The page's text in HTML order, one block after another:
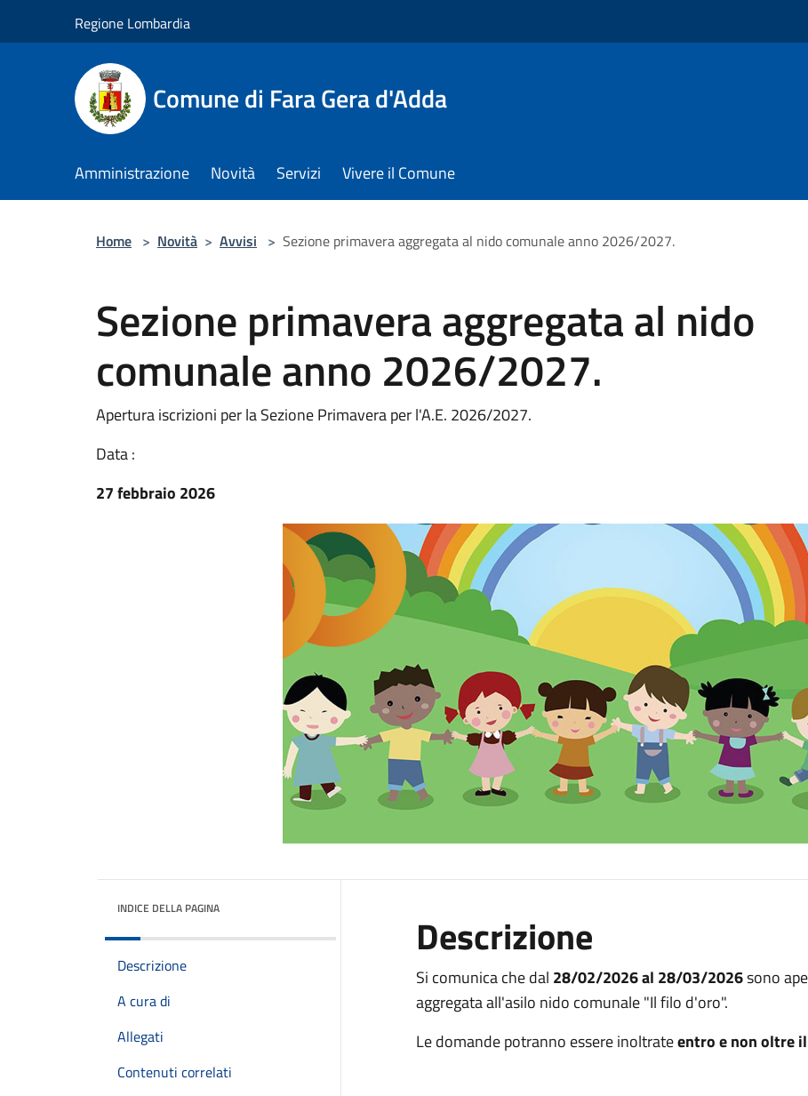
Regione Lombardia
Comune di Fara Gera d'Adda
Amministrazione Novità Servizi Vivere il Comune
Home > Novità > Avvisi > Sezione primavera aggregata al nido comunale anno 2026/2027.
Sezione primavera aggregata al nido
comunale anno 2026/2027.
Apertura iscrizioni per la Sezione Primavera per l'A.E. 2026/2027.
Data :
27 febbraio 2026
INDICE DELLA PAGINA
Descrizione
A cura di
Allegati
Contenuti correlati
Descrizione
Si comunica che dal 28/02/2026 al 28/03/2026sono
aggregata all'asilo nido comunale "Il filo d'oro".
Le domande potranno essere inoltrateentro e non oltre